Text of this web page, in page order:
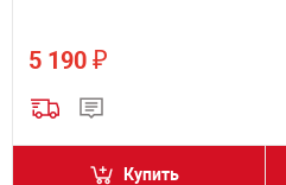
5 190 ₽
Купить